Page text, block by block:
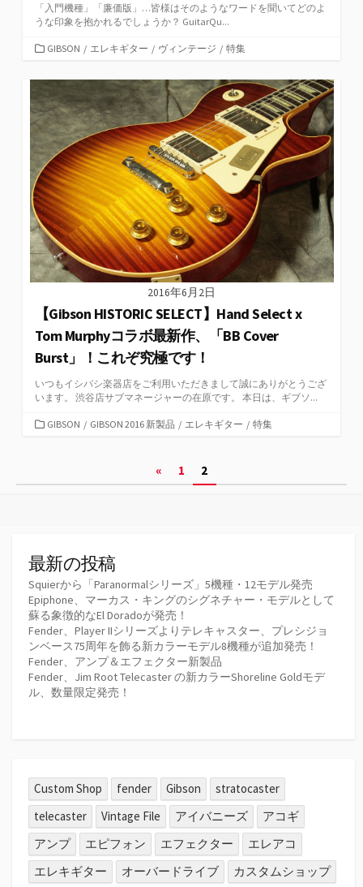
「入門機種」「廉価版」…皆様はそのようなワードを聞いてどのよ
うな印象を抱かれるでしょうか？ GuitarQu...
カ
ゴ
ー
GIBSON / エレキギター / ヴィンテージ / 特集
2016年6月2日
【Gibson HISTORIC SELECT】Hand Select x
Tom Murphyコラボ最新作、「BB Cover
Burst」！これぞ究極です！
いつもイシバシ楽器店をご利用いただきまして誠にありがとうござ
います。 渋谷店サブマネージャーの在原です。 本日は、ギブソ...
カ
ー
GIBSON / GIBSON 2016 新製品 / エレキギター / 特集
ペ
ー
ジ
送
り
« 1 2
最新の投稿
Squierから「Paranormalシリーズ」5機種・12モデル発売
Epiphone、マーカス・キングのシグネチャー・モデルとして
蘇る象徴的なEl Doradoが発売！
Fender、Player IIシリーズよりテレキャスター、プレシジョ
ンベース75周年を飾る新カラーモデル8機種が追加発売！
Fender、アンプ＆エフェクター新製品
Fender、Jim Root Telecaster の新カラーShoreline Goldモデ
ル、数量限定発売！
Custom Shop fender Gibson
stratocaster
telecaster
Vintage File アイバニーズ
アコギ
アンプ
エピフォン エフェクター
エレアコ
エレキギター
オーバードライブ カスタムショップ